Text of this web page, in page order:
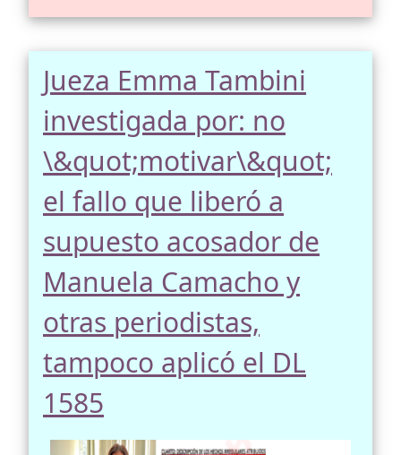
Jueza Emma Tambini
investigada por: no
\&quot;motivar\&quot;
el fallo que liberó a
supuesto acosador de
Manuela Camacho y
otras periodistas,
tampoco aplicó el DL
1585